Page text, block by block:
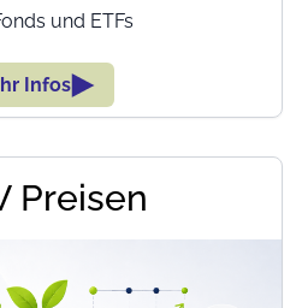
und ETFs
Infos
Preisen